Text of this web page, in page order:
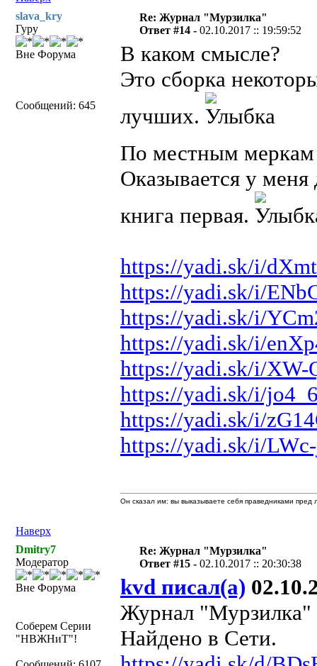
slava_kry
Гуру
Вне Форума
Сообщений: 645
Re: Журнал "Мурзилка"
Ответ #14 -02.10.2017 :: 19:59:52
В каком смысле?
Это сборка
лучших.
По местным меркам
Оказывается у
книга первая.
https://yadi.sk/i/
https://yadi.sk/i/
https://yadi.sk/i/
https://yadi.sk/i/
https://yadi.sk/i/
https://yadi.sk/i/
https://yadi.sk/i/
https://yadi.sk/i/
Наверх
Он сказал им: вы выказываете себя праведниками
Dmitry7
Модератор
Вне Форума
Соберем Серии
"НВЖНиТ"!
Re: Журнал "Мурзилка"
Ответ #15 -02.10.2017 :: 20:30:38
kvd писал(а)
Журнал "Мурзилка"
Найдено в Сети.